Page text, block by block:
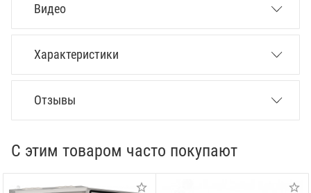
Видео
Характеристики
Отзывы
С этим товаром часто покупают